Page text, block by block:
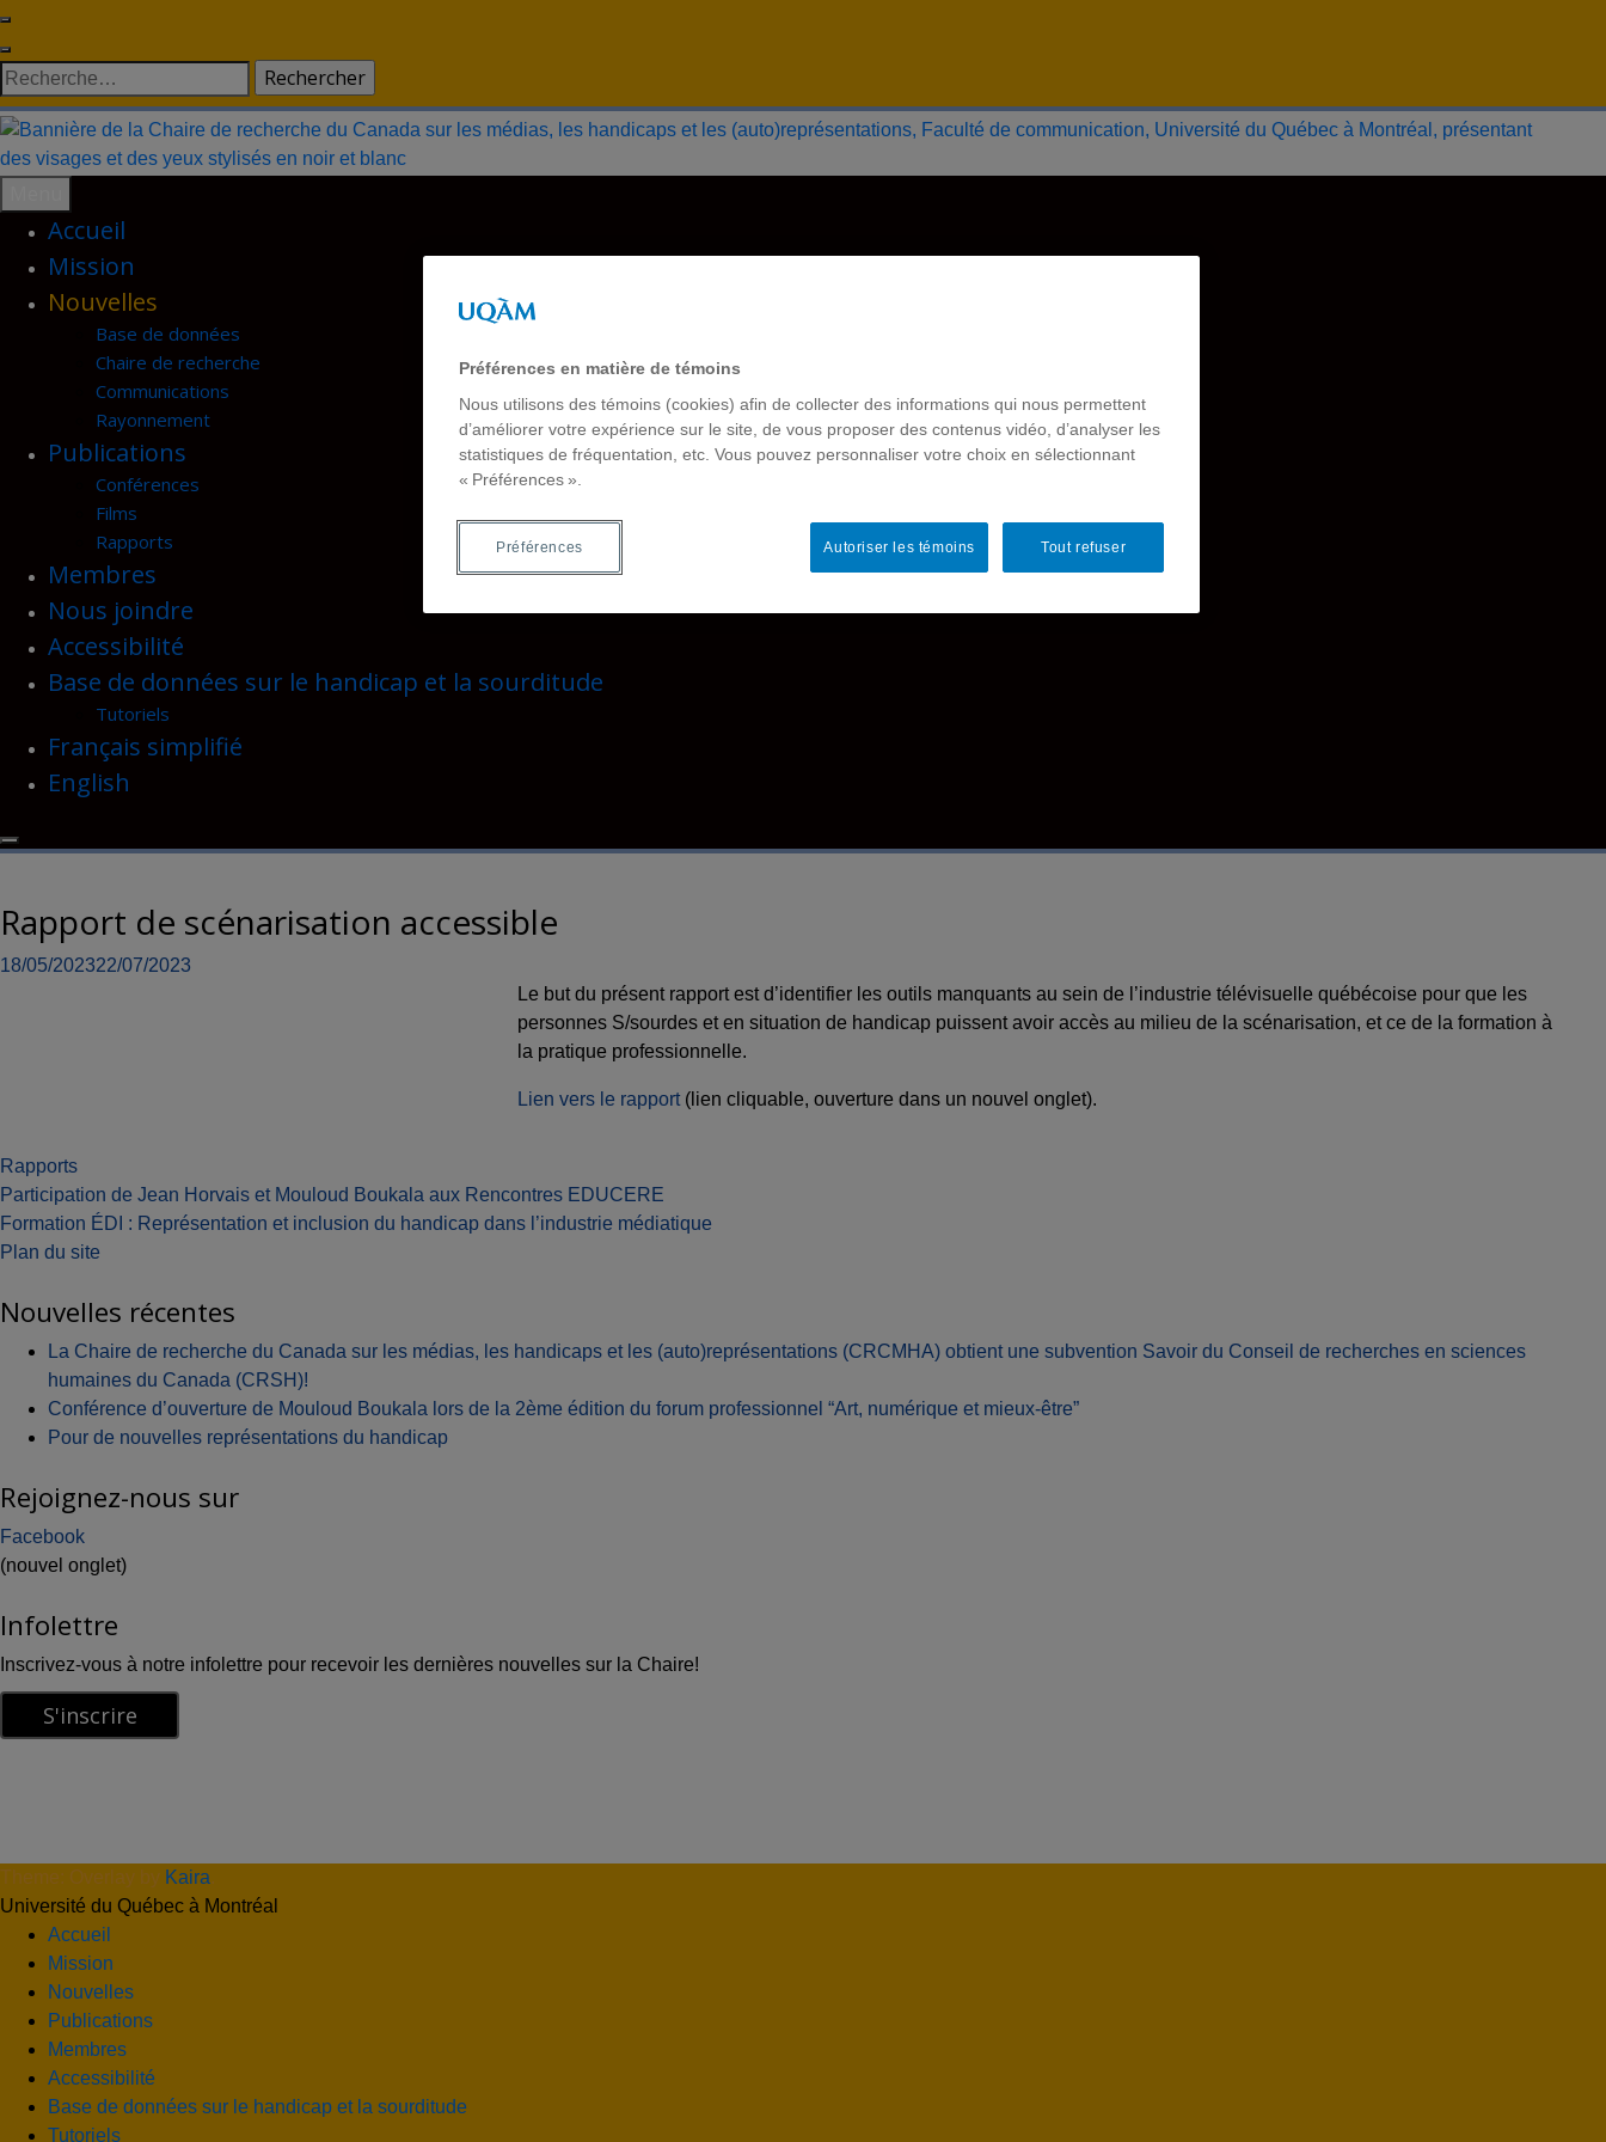
to
content
Rechercher :
Accueil
Mission
Nouvelles
Base de données
Chaire de recherche
Communications
Rayonnement
Publications
Conférences
Films
Rapports
Membres
Nous joindre
Accessibilité
Base de données sur le handicap et la sourditude
Tutoriels
Français simplifié
English
Rapport de scénarisation accessible
18/05/202322/07/2023
Le but du présent rapport est d’identifier les outils manquants au sein de l’industrie télévisuelle québécoise pour que les
personnes S/sourdes et en situation de handicap puissent avoir accès au milieu de la scénarisation, et ce de la formation à
la pratique professionnelle.
Lien vers le rapport (lien cliquable, ouverture dans un nouvel onglet).
Rapports
Navigation
de
l'article
Participation de Jean Horvais et Mouloud Boukala aux Rencontres EDUCERE
Formation ÉDI : Représentation et inclusion du handicap dans l’industrie médiatique
Plan du site
Nouvelles récentes
La Chaire de recherche du Canada sur les médias, les handicaps et les (auto)représentations (CRCMHA) obtient une subvention Savoir du Conseil de recherches en sciences
humaines du Canada (CRSH)!
Conférence d’ouverture de Mouloud Boukala lors de la 2ème édition du forum professionnel “Art, numérique et mieux-être”
Pour de nouvelles représentations du handicap
Rejoignez-nous sur
Facebook
(nouvel onglet)
Infolettre
Inscrivez-vous à notre infolettre pour recevoir les dernières nouvelles sur la Chaire!
Kaira
Université du Québec à Montréal
Accueil
Mission
Nouvelles
Publications
Membres
Accessibilité
Base de données sur le handicap et la sourditude
Tutoriels
Préférences en matière de témoins
Nous utilisons des témoins (cookies) afin de collecter des informations qui nous permettent
d’améliorer votre expérience sur le site, de vous proposer des contenus vidéo, d’analyser les
statistiques de fréquentation, etc. Vous pouvez personnaliser votre choix en sélectionnant
« Préférences ».
Tout refuser
Autoriser les témoins
Préférences